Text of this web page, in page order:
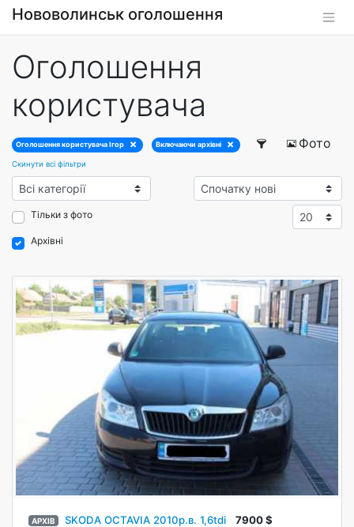
Нововолинськ оголошення
Оголошення
користувача
Оголошення користувача Ігор Включаючи архівні Фото
Скинути всі фільтри
Тільки з фото
Архівні
АРХІВ SKODA OCTAVIA 2010р.в. 1,6tdi 7900 $